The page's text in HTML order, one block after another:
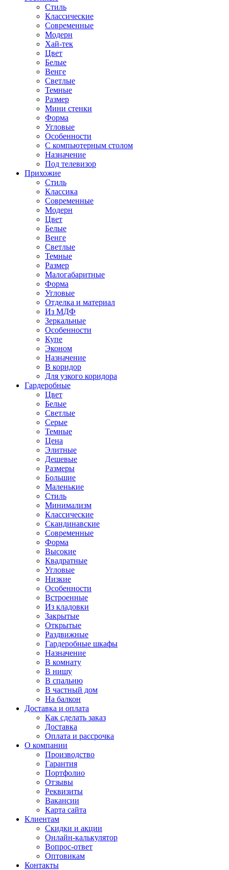
Стиль
Классические
Современные
Модерн
Хай-тек
Цвет
Белые
Венге
Светлые
Темные
Размер
Мини стенки
Форма
Угловые
Особенности
С компьютерным столом
Назначение
Под телевизор
Прихожие
Стиль
Классика
Современные
Модерн
Цвет
Белые
Венге
Светлые
Темные
Размер
Малогабаритные
Форма
Угловые
Отделка и материал
Из МДФ
Зеркальные
Особенности
Купе
Эконом
Назначение
В коридор
Для узкого коридора
Гардеробные
Цвет
Белые
Светлые
Серые
Темные
Цена
Элитные
Дешевые
Размеры
Большие
Маленькие
Стиль
Минимализм
Классические
Скандинавские
Современные
Форма
Высокие
Квадратные
Угловые
Низкие
Особенности
Встроенные
Из кладовки
Закрытые
Открытые
Раздвижные
Гардеробные шкафы
Назначение
В комнату
В нишу
В спальню
В частный дом
На балкон
Доставка и оплата
Как сделать заказ
Доставка
Оплата и рассрочка
О компании
Производство
Гарантия
Портфолио
Отзывы
Реквизиты
Вакансии
Карта сайта
Клиентам
Скидки и акции
Онлайн-калькулятор
Вопрос-ответ
Оптовикам
Контакты